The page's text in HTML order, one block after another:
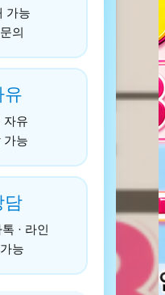
가능
의
자유
가능
담
· 라인
능